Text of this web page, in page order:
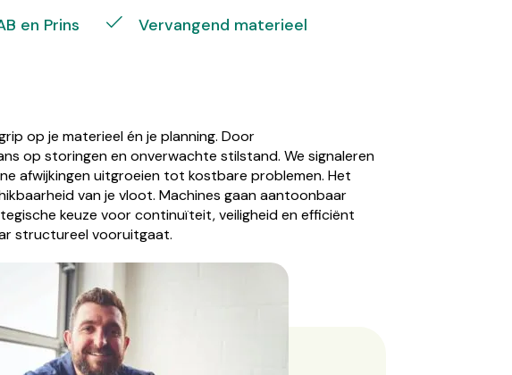
en Prins
Vervangend materieel
op je materieel én je planning. Door
op storingen en onverwachte stilstand. We signaleren
afwijkingen uitgroeien tot kostbare problemen. Het
van je vloot. Machines gaan aantoonbaar
keuze voor continuïteit, veiligheid en efficiënt
structureel vooruitgaat.